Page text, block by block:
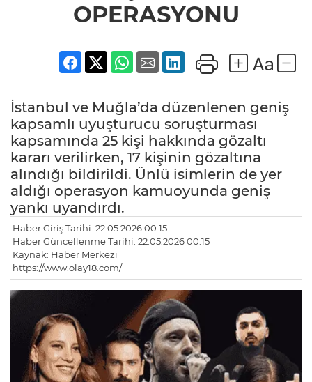
OPERASYONU
İstanbul ve Muğla’da düzenlenen geniş
kapsamlı uyuşturucu soruşturması
kapsamında 25 kişi hakkında gözaltı
kararı verilirken, 17 kişinin gözaltına
alındığı bildirildi. Ünlü isimlerin de yer
aldığı operasyon kamuoyunda geniş
yankı uyandırdı.
Haber Giriş Tarihi: 22.05.2026 00:15
Haber Güncellenme Tarihi: 22.05.2026 00:15
Kaynak: Haber Merkezi
https://www.olay18.com/